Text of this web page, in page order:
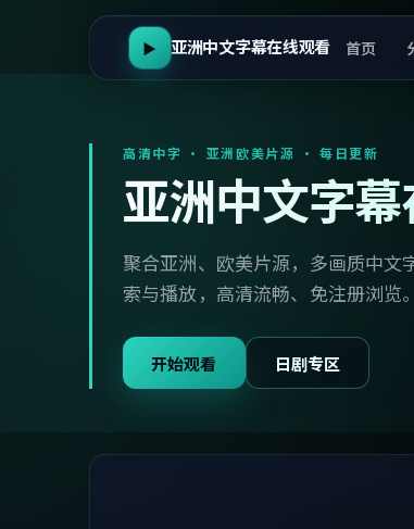
▶ 亚洲中文字幕在线观看 首页
高清中字 · 亚洲欧美片源 · 每日更新
亚洲中文字
聚合亚洲、欧美片源，多画质中
索与播放，高清流畅、免注册浏览。
开始观看 日剧专区